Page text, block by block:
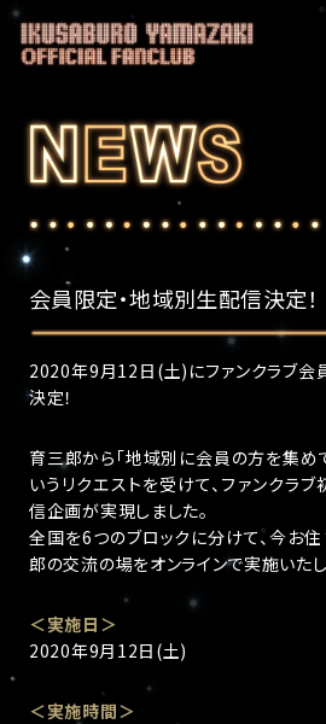
会員限定・地域別生配信決定！
2020年9月12日(土)にファンクラブ
決定！
育三郎から「地域別に会員の方を集め
いうリクエストを受けて、ファンクラ
信企画が実現しました。
全国を6つのブロックに分けて、今お
郎の交流の場をオンラインで実施いたし
＜実施日＞
2020年9月12日(土)
＜実施時間＞